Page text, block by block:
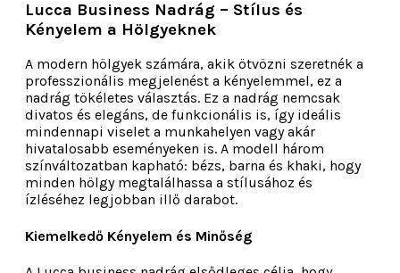
Lucca Business Nadrág – Stílus és
Kényelem a Hölgyeknek
A modern hölgyek számára, akik ötvözni szeretnék a
professzionális megjelenést a kényelemmel, ez a
nadrág tökéletes választás. Ez a nadrág nemcsak
divatos és elegáns, de funkcionális is, így ideális
mindennapi viselet a munkahelyen vagy akár
hivatalosabb eseményeken is. A modell három
színváltozatban kapható: bézs, barna és khaki, hogy
minden hölgy megtalálhassa a stílusához és
ízléséhez legjobban illő darabot.
Kiemelkedő Kényelem és Minőség